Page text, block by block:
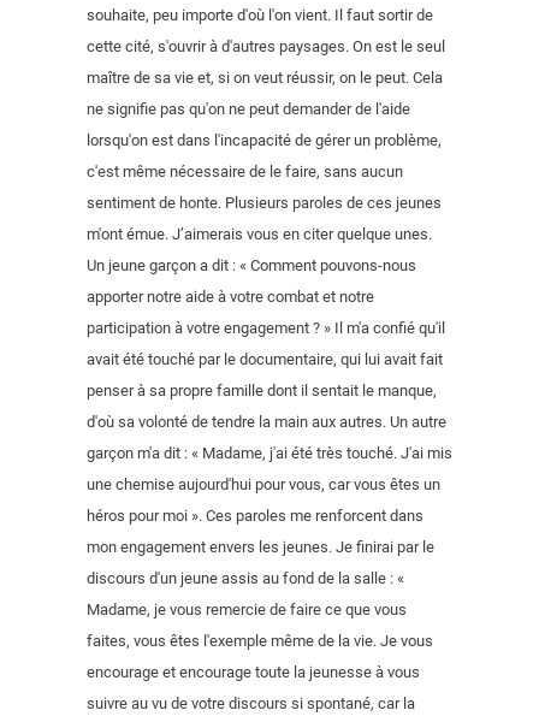
souhaite, peu importe d'où l'on vient. Il faut sortir de
cette cité, s'ouvrir à d'autres paysages. On est le seul
maître de sa vie et, si on veut réussir, on le peut. Cela
ne signifie pas qu'on ne peut demander de l'aide
lorsqu'on est dans l'incapacité de gérer un problème,
c'est même nécessaire de le faire, sans aucun
sentiment de honte. Plusieurs paroles de ces jeunes
m'ont émue. J’aimerais vous en citer quelque unes.
Un jeune garçon a dit : « Comment pouvons-nous
apporter notre aide à votre combat et notre
participation à votre engagement ? » Il m'a confié qu'il
avait été touché par le documentaire, qui lui avait fait
penser à sa propre famille dont il sentait le manque,
d'où sa volonté de tendre la main aux autres. Un autre
garçon m'a dit : « Madame, j'ai été très touché. J'ai mis
une chemise aujourd'hui pour vous, car vous êtes un
héros pour moi ». Ces paroles me renforcent dans
mon engagement envers les jeunes. Je finirai par le
discours d'un jeune assis au fond de la salle : «
Madame, je vous remercie de faire ce que vous
faites, vous êtes l'exemple même de la vie. Je vous
encourage et encourage toute la jeunesse à vous
suivre au vu de votre discours si spontané, car la